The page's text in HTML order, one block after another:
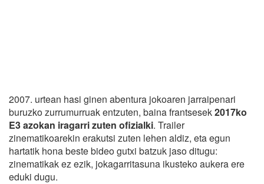
2007. urtean hasi ginen abentura jokoaren jarraipenari
buruzko zurrumurruak entzuten, baina frantsesek2017ko
E3 azokan iragarri zuten ofizialki. Trailer
zinematikoarekin erakutsi zuten lehen aldiz, eta egun
hartatik hona beste bideo gutxi batzuk jaso ditugu:
zinematikak ez ezik, jokagarritasuna ikusteko aukera ere
eduki dugu.